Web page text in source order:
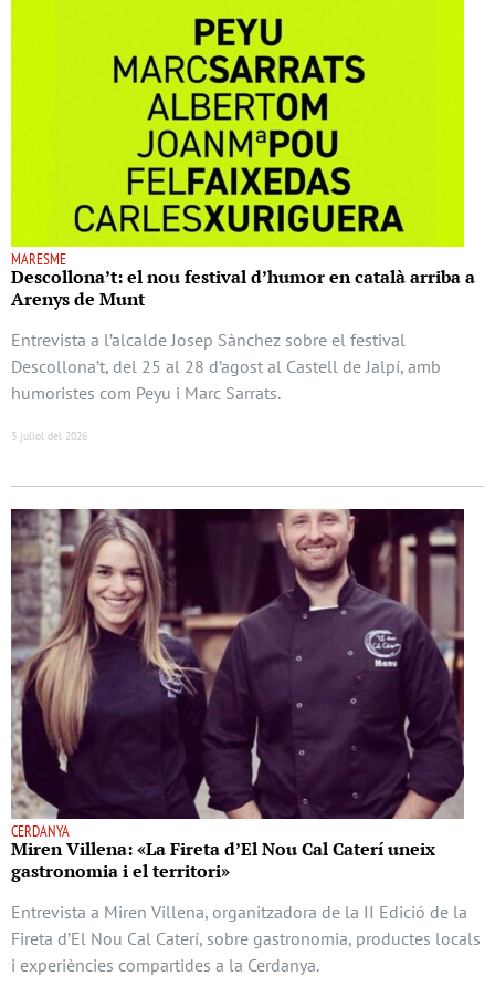
MARESME
Descollona’t: el nou festival d’humor en català arriba a
Arenys de Munt
Entrevista a l’alcalde Josep Sànchez sobre el festival
Descollona’t, del 25 al 28 d’agost al Castell de Jalpí, amb
humoristes com Peyu i Marc Sarrats.
3 juliol del 2026
CERDANYA
Miren Villena: «La Fireta d’El Nou Cal Caterí uneix
gastronomia i el territori»
Entrevista a Miren Villena, organitzadora de la II Edició de la
Fireta d’El Nou Cal Caterí, sobre gastronomia, productes locals
i experiències compartides a la Cerdanya.